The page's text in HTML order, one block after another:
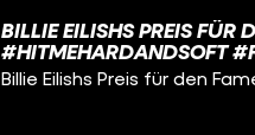
BILLIE EILISHS PREIS FÜR
#HITMEHARDANDSOFT
Billie Eilishs Preis für den